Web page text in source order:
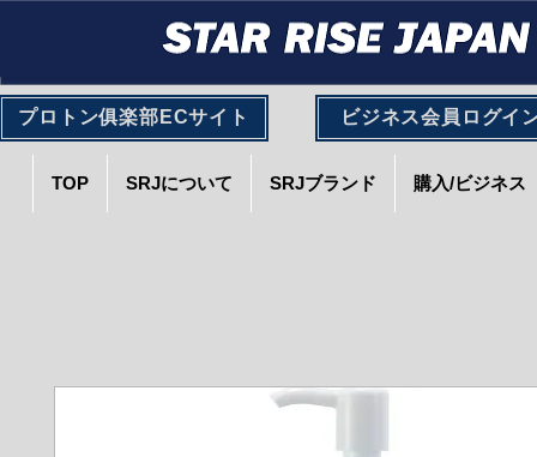
プロトン俱楽部ECサイト ビジネス会員ログイ
TOP SRJについて SRJブランド 購入/ビジネス